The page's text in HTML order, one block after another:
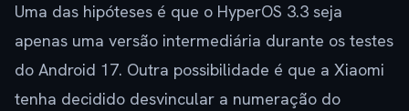
Uma das hipóteses é que o HyperOS 3.3 seja
apenas uma versão intermediária durante os testes
do Android 17. Outra possibilidade é que a Xiaomi
tenha decidido desvincular a numeração do